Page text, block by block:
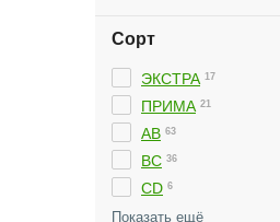
Сорт
ЭКСТРА 17
ПРИМА 21
АВ 63
ВС 36
С
CD 6